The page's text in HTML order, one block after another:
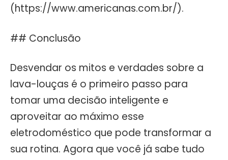
(https://www.americanas.com.br/).
## Conclusão
Desvendar os mitos e verdades sobre a
lava-louças é o primeiro passo para
tomar uma decisão inteligente e
aproveitar ao máximo esse
eletrodoméstico que pode transformar a
sua rotina. Agora que você já sabe tudo